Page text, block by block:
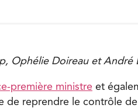
Ophélie Doireau et André
première ministre et
de reprendre le contrôle